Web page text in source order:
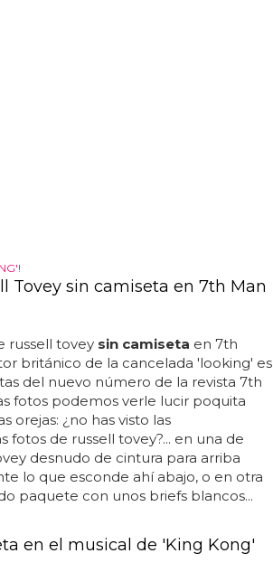
Tovey sin camiseta en 7th Man
russell tovey sin camiseta en 7th
británico de la cancelada 'looking' es
del nuevo número de la revista 7th
fotos podemos verle lucir poquita
orejas: ¿no has visto las
fotos de russell tovey?... en una de
desnudo de cintura para arriba
lo que esconde ahí abajo, o en otra
paquete con unos briefs blancos...
en el musical de 'King Kong'